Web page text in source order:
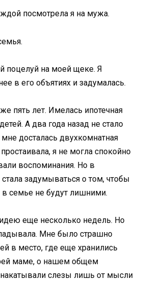
посмотрела я на мужа.
поцелуй на моей щеке. Я
в его объятиях и задумалась.
пять лет. Имелась ипотечная
А два года назад не стало
досталась двухкомнатная
я не могла спокойно
воспоминания. Но в
задумываться о том, чтобы
в семье не будут лишними.
еще несколько недель. Но
Мне было страшно
в место, где еще хранились
маме, о нашем общем
слезы лишь от мысли